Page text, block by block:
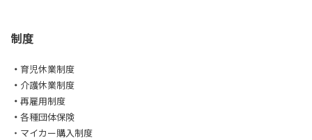
制度
・ 育児休業制度
・ 介護休業制度
・ 再雇用制度
・ 各種団体保険
・マイカー購入制度